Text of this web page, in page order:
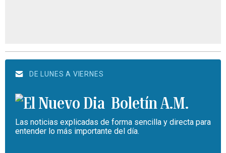
DE LUNES A VIERNES
Boletín A.M.
Las noticias explicadas de forma sencilla y directa para
entender lo más importante del día.